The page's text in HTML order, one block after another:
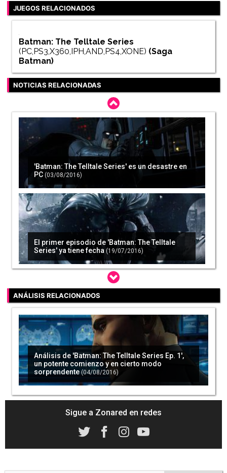
JUEGOS RELACIONADOS
Batman: The Telltale Series
(PC,PS3,X360,IPH,AND,PS4,XONE) (Saga
Batman)
NOTICIAS RELACIONADAS
'Batman: The Telltale Series' es un desastre en
PC (03/08/2016)
El primer episodio de 'Batman: The Telltale
Series' ya tiene fecha (19/07/2016)
¿Cómo funciona el multijugador de 'Batman:
The Telltale Series'? (01/08/2016)
ANÁLISIS RELACIONADOS
Análisis de 'Batman: The Telltale Series Ep. 1',
un potente comienzo y en cierto modo
sorprendente (04/08/2016)
Sigue a Zonared en redes